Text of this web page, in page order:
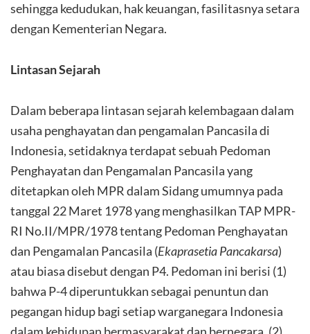
sehingga kedudukan, hak keuangan, fasilitasnya setara
dengan Kementerian Negara.
Lintasan Sejarah
Dalam beberapa lintasan sejarah kelembagaan dalam
usaha penghayatan dan pengamalan Pancasila di
Indonesia, setidaknya terdapat sebuah Pedoman
Penghayatan dan Pengamalan Pancasila yang
ditetapkan oleh MPR dalam Sidang umumnya pada
tanggal 22 Maret 1978 yang menghasilkan TAP MPR-
RI No.II/MPR/1978 tentang Pedoman Penghayatan
dan Pengamalan Pancasila (Ekaprasetia Pancakarsa)
atau biasa disebut dengan P4. Pedoman ini berisi (1)
bahwa P-4 diperuntukkan sebagai penuntun dan
pegangan hidup bagi setiap warganegara Indonesia